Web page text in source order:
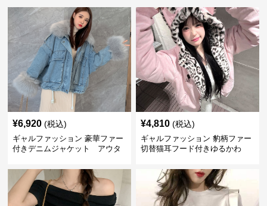
¥6,920 (税込)
ギャルファッション 豪華ファー
付きデニムジャケット アウタ
¥4,810 (税込)
ギャルファッション 豹柄ファー
切替猫耳フード付きゆるかわ